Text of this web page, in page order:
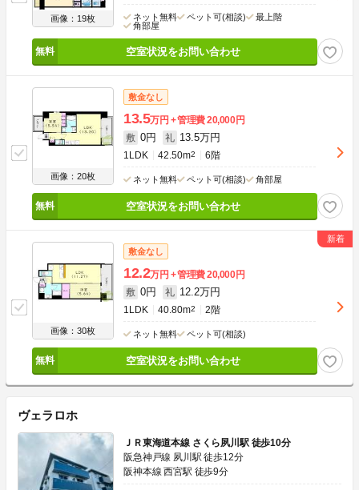
画像：19枚 ネット無料 ペット可(相談)
最上階
角部屋
空室状況をお問い合わせ
画像：20枚
敷金なし
13.5万円 管理費20,000円
敷 0円 礼 13.5万円
1LDK 42.50m2 6階
ネット無料 ペット可(相談) 角部屋
空室状況をお問い合わせ
画像：30枚
敷金なし
12.2万円 管理費20,000円
敷 0円 礼 12.2万円
1LDK 40.80m2 2階
ネット無料 ペット可(相談)
空室状況をお問い合わせ
ヴェラロホ
ＪＲ東海道本線 さくら夙川駅 徒歩10分
阪急神戸線 夙川駅 徒歩12分
阪神本線 西宮駅 徒歩9分